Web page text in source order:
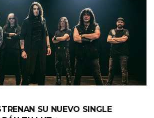
SU NUEVO SINGLE